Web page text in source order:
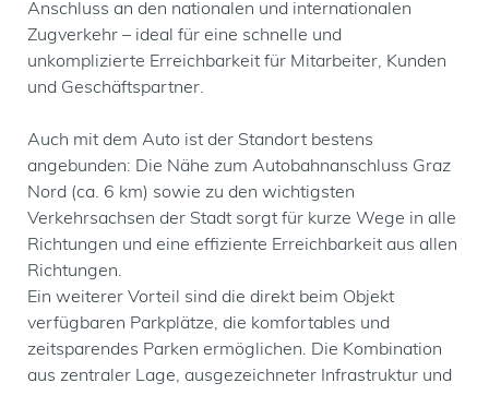
Anschluss an den nationalen und internationalen
Zugverkehr – ideal für eine schnelle und
unkomplizierte Erreichbarkeit für Mitarbeiter, Kunden
und Geschäftspartner.
Auch mit dem Auto ist der Standort bestens
angebunden: Die Nähe zum Autobahnanschluss Graz
Nord (ca. 6 km) sowie zu den wichtigsten
Verkehrsachsen der Stadt sorgt für kurze Wege in alle
Richtungen und eine effiziente Erreichbarkeit aus allen
Richtungen.
Ein weiterer Vorteil sind die direkt beim Objekt
verfügbaren Parkplätze, die komfortables und
zeitsparendes Parken ermöglichen. Die Kombination
aus zentraler Lage, ausgezeichneter Infrastruktur und